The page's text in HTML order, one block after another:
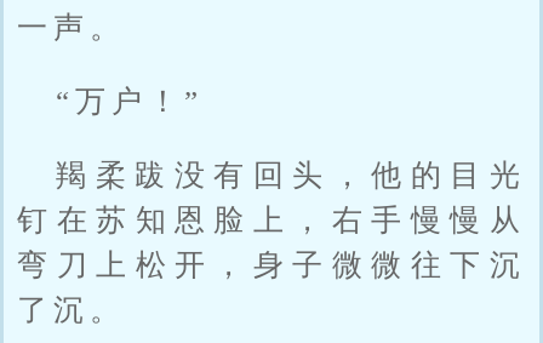
一声。
“万户！”
羯柔跋没有回头，他的目光
钉在苏知恩脸上，右手慢慢从
弯刀上松开，身子微微往下沉
了沉。